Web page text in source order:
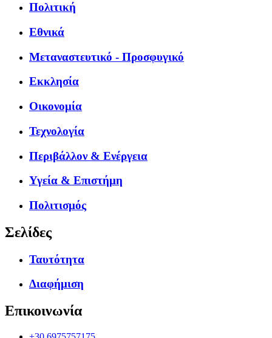
Πολιτική
Εθνικά
Μεταναστευτικό - Προσφυγικό
Εκκλησία
Οικονομία
Τεχνολογία
Περιβάλλον & Ενέργεια
Υγεία & Επιστήμη
Πολιτισμός
Σελίδες
Ταυτότητα
Διαφήμιση
Επικοινωνία